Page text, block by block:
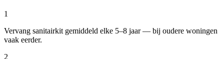
1
Vervang sanitairkit gemiddeld elke 5–8 jaar — bij oudere woningen
vaak eerder.
2